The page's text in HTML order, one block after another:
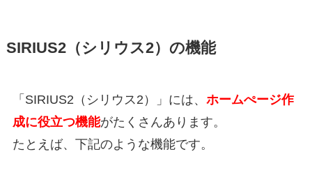
SIRIUS2（シリウス2）の機能
「SIRIUS2（シリウス2）」には、 ホームぺージ作
成に役立つ機能がたくさんあります。
たとえば、下記のような機能です。